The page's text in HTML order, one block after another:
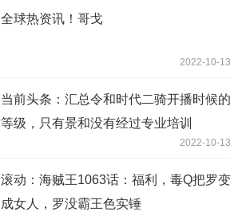
全球热资讯！哥戈
2022-10-13
当前头条：汇总令和时代二骑开播时候的
等级，只有景和没有经过专业培训
2022-10-13
滚动：海贼王1063话：福利，毒Q把罗变
成女人，罗没霸王色实锤